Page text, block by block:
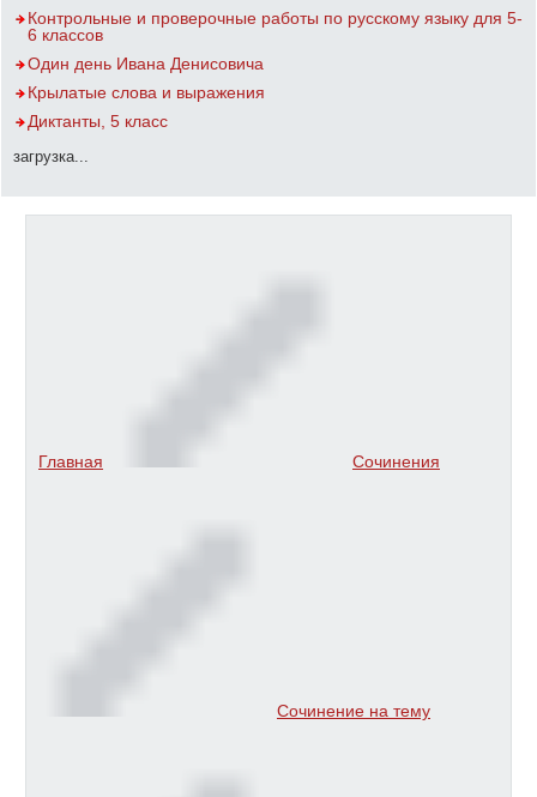
Контрольные и проверочные работы по русскому языку для 5-
6 классов
Один день Ивана Денисовича
Крылатые слова и выражения
Диктанты, 5 класс
загрузка...
Главная Сочинения
Сочинение на тему